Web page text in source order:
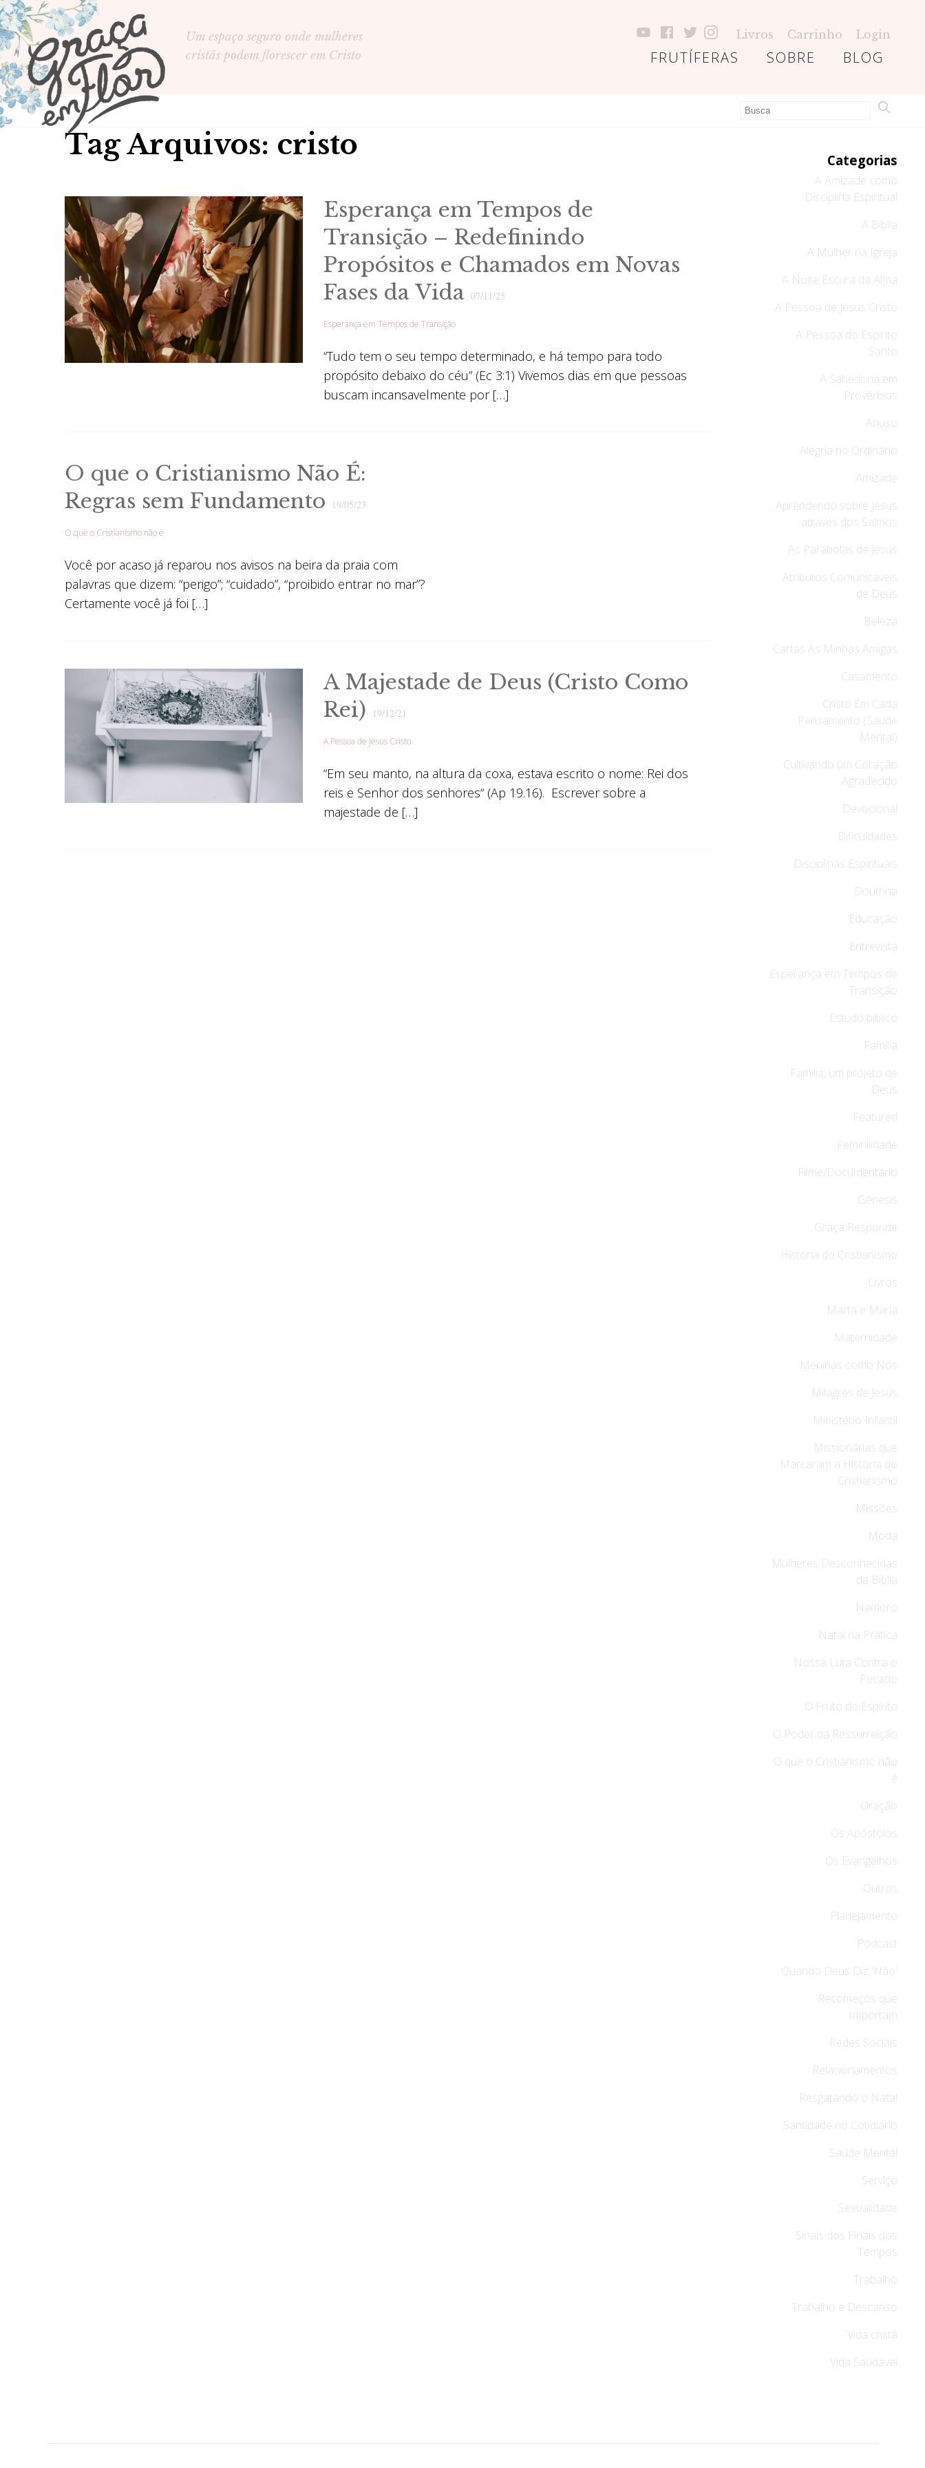
Um espaço seguro onde mulheres
cristãs podem florescer em Cristo
Livros Carrinho Login
BLOG
SOBRE
FRUTÍFERAS
Tag Arquivos: cristo
Esperança em Tempos de
Transição – Redefinindo
Propósitos e Chamados em Novas
Fases da Vida07/11/25
Esperança em Tempos de Transição
“Tudo tem o seu tempo determinado, e há tempo para todo
propósito debaixo do céu” (Ec 3:1) Vivemos dias em que pessoas
buscam incansavelmente por […]
O que o Cristianismo Não É:
Regras sem Fundamento
19/05/23
O que o Cristianismo não é
Você por acaso já reparou nos avisos na beira da praia com
palavras que dizem: “perigo”; “cuidado”, “proibido entrar no mar”?
Certamente você já foi […]
A Majestade de Deus (Cristo Como
Rei)
19/12/21
A Pessoa de Jesus Cristo
“Em seu manto, na altura da coxa, estava escrito o nome: Rei dos
reis e Senhor dos senhores“ (Ap 19.16). Escrever sobre a
majestade de […]
Categorias
A Amizade como
Disciplina Espiritual
A Bíblia
A Mulher na Igreja
A Noite Escura da Alma
A Pessoa de Jesus Cristo
A Pessoa do Espírito
Santo
A Sabedoria em
Provérbios
Abuso
Alegria no Ordinário
Amizade
Aprendendo sobre Jesus
através dos Salmos
As Parábolas de Jesus
Atributos Comunicáveis
de Deus
Beleza
Cartas Às Minhas Amigas
Casamento
Cristo Em Cada
Pensamento (Saúde
Mental)
Cultivando um Coração
Agradecido
Devocional
Dificuldades
Disciplinas Espirituais
Doutrina
Educação
Entrevista
Esperança em Tempos de
Transição
Estudo bíblico
Família
Família, um projeto de
Deus
Featured
Feminilidade
Filme/Documentário
Gênesis
Graça Responde
História do Cristianismo
Livros
Marta e Maria
Maternidade
Meninas como Nós
Milagres de Jesus
Ministério Infantil
Missionárias que
Marcaram a História do
Cristianismo
Missões
Moda
Mulheres Desconhecidas
da Bíblia
Namoro
Natal na Prática
Nossa Luta Contra o
Pecado
O Fruto do Espírito
O Poder da Ressurreição
O que o Cristianismo não
é
Oração
Os Apóstolos
Os Evangelhos
Outros
Planejamento
Podcast
Quando Deus Diz 'Não'
Recomeços que
Importam
Redes Sociais
Relacionamentos
Resgatando o Natal
Santidade no Cotidiano
Saúde Mental
Serviço
Sexualidade
Sinais dos Finais dos
Tempos
Trabalho
Trabalho e Descanso
Vida cristã
Vida Saudável